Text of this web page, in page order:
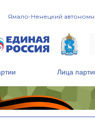
Ямало-Ненецкий
Лица